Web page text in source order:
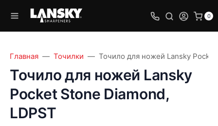
0
Главная Точилки Точило для ножей Lansky
Точило для ножей Lansky
Pocket Stone Diamond,
LDPST